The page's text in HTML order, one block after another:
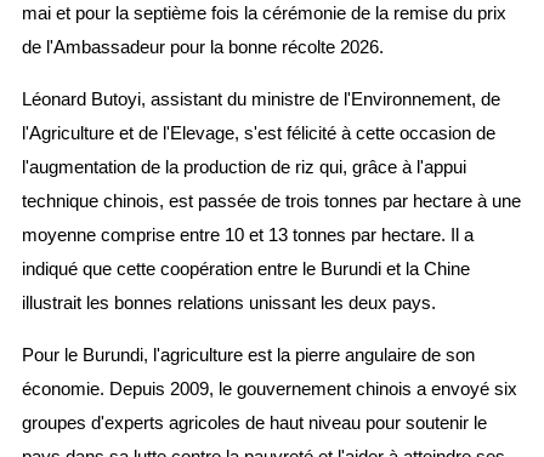
mai et pour la septième fois la cérémonie de la remise du prix
de l'Ambassadeur pour la bonne récolte 2026.
Léonard Butoyi, assistant du ministre de l'Environnement, de
l'Agriculture et de l'Elevage, s'est félicité à cette occasion de
l'augmentation de la production de riz qui, grâce à l'appui
technique chinois, est passée de trois tonnes par hectare à une
moyenne comprise entre 10 et 13 tonnes par hectare. Il a
indiqué que cette coopération entre le Burundi et la Chine
illustrait les bonnes relations unissant les deux pays.
Pour le Burundi, l'agriculture est la pierre angulaire de son
économie. Depuis 2009, le gouvernement chinois a envoyé six
groupes d'experts agricoles de haut niveau pour soutenir le